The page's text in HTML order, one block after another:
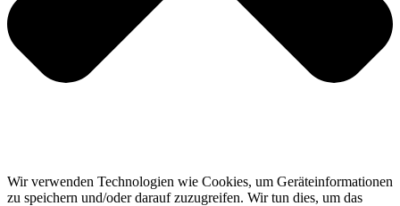
Wir verwenden Technologien wie Cookies, um Geräteinformationen
zu speichern und/oder darauf zuzugreifen. Wir tun dies, um das